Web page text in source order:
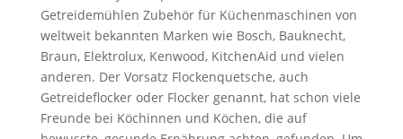
Getreidemühlen Zubehör für Küchenmaschinen von
weltweit bekannten Marken wie Bosch, Bauknecht,
Braun, Elektrolux, Kenwood, KitchenAid und vielen
anderen. Der Vorsatz Flockenquetsche, auch
Getreideflocker oder Flocker genannt, hat schon viele
Freunde bei Köchinnen und Köchen, die auf